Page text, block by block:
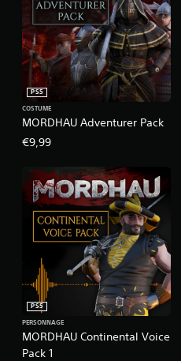
MORDHAU Adventurer Pack
PS5
COSTUME
€9,99
MORDHAU Continental Voice
Pack 1
PS5
PERSONNAGE